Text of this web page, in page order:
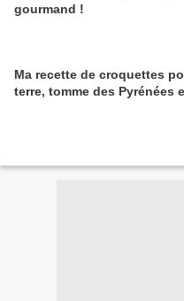
gourmand !
Ma recette de croquettes
terre, tomme des Pyrénées